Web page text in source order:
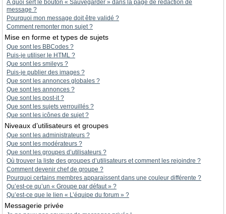
À quoi sert le bouton « Sauvegarder » dans la page de rédaction de
message ?
Pourquoi mon message doit être validé ?
Comment remonter mon sujet ?
Mise en forme et types de sujets
Que sont les BBCodes ?
Puis-je utiliser le HTML ?
Que sont les smileys ?
Puis-je publier des images ?
Que sont les annonces globales ?
Que sont les annonces ?
Que sont les post-it ?
Que sont les sujets verrouillés ?
Que sont les icônes de sujet ?
Niveaux d’utilisateurs et groupes
Que sont les administrateurs ?
Que sont les modérateurs ?
Que sont les groupes d’utilisateurs ?
Où trouver la liste des groupes d’utilisateurs et comment les rejoindre ?
Comment devenir chef de groupe ?
Pourquoi certains membres apparaissent dans une couleur différente ?
Qu’est-ce qu’un « Groupe par défaut » ?
Qu’est-ce que le lien « L’équipe du forum » ?
Messagerie privée